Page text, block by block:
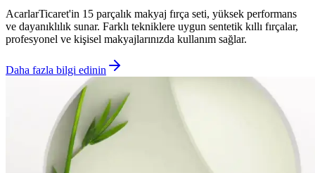
AcarlarTicaret'in 15 parçalık makyaj fırça seti, yüksek performans
ve dayanıklılık sunar. Farklı tekniklere uygun sentetik kıllı fırçalar,
profesyonel ve kişisel makyajlarınızda kullanım sağlar.
Daha fazla bilgi edinin